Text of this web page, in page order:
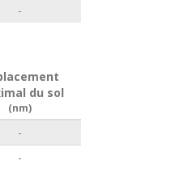
-
du sol
(nm)
-
-